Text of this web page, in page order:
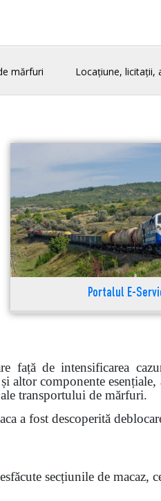
mărfuri Locațiune, licitații,
Portalul E-
față de intensificarea
altor componente
transportului de mărfuri.
a fost descoperită
secțiunile de macaz,